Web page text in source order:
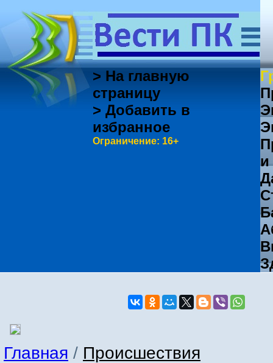
> На главную
страницу
> Добавить в
избранное
Ограничение: 16+
Главная / Происшествия